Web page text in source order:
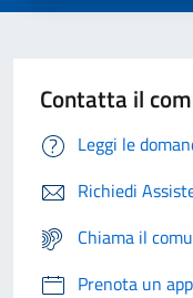
Contatta il
Leggi le
Richiedi
Chiama il
Prenota un